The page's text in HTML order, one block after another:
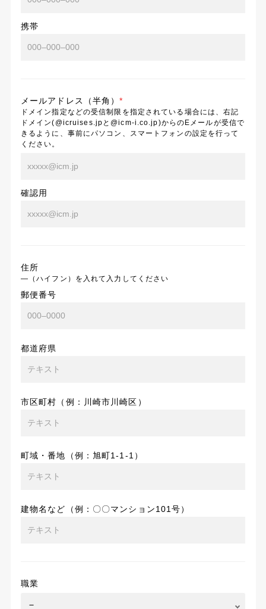
携帯
メールアドレス（半角）*
ドメイン指定などの受信制限を指定されている場合には、右記
ドメイン(@icruises.jpと@icm-i.co.jp)からのEメールが受信で
きるように、事前にパソコン、スマートフォンの設定を行って
ください。
確認用
住所
―（ハイフン）を入れて入力してください
郵便番号
都道府県
市区町村（例：川崎市川崎区）
町域・番地（例：旭町1-1-1）
建物名など（例：〇〇マンション101号）
職業